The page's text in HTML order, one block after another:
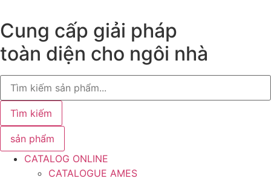
đến
nội
dung
Cung cấp giải pháp
toàn diện cho ngôi nhà
Search
Tìm kiếm
sản phẩm
CATALOG ONLINE
CATALOGUE AMES